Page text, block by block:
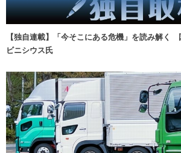
【独自連載】「今そこにある危機」を読み解く
ビニシウス氏